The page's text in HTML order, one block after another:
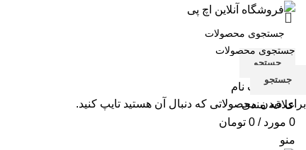
جستجو
ورود / ثبت نام
علاقه مندی
0 مورد /
0 تومان
منو
جستجو
برای دیدن محصولاتی که دنبال آن هستید تایپ کنید.